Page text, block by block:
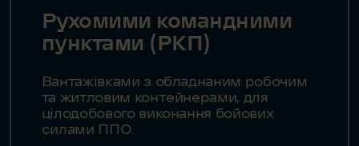
Рухомими командними
пунктами (РКП)
Вантажівками з обладнаним робочим
та житловим контейнерами, для
цілодобового виконання бойових
силами ППО.